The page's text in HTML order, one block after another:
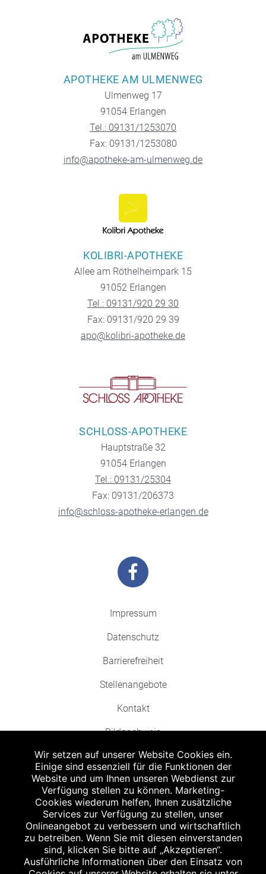
APOTHEKE AM ULMENWEG
Ulmenweg 17
91054 Erlangen
Tel.: 09131/1253070
Fax: 09131/1253080
info@apotheke-am-ulmenweg.de
KOLIBRI-APOTHEKE
Allee am Röthelheimpark 15
91052 Erlangen
Tel.: 09131/920 29 30
Fax: 09131/920 29 39
apo@kolibri-apotheke.de
SCHLOSS-APOTHEKE
Hauptstraße 32
91054 Erlangen
Tel.: 09131/25304
Fax: 09131/206373
info@schloss-apotheke-erlangen.de
Impressum
Datenschutz
Barrierefreiheit
Stellenangebote
Kontakt
Bildnachweis
Abgabe in haushaltsüblichen Mengen, solange der Vorrat reicht. Für Druck-
und Satzfehler keine Haftung.
Zu Risiken und Nebenwirkungen lesen Sie die Packungsbeilage und fragen
Sie Ihren Arzt oder Apotheker.
Angabe nach der deutschen Arzneimitteltaxe Apothekenerstattungspreis
(AEP). Der AEP ist keine unverbindliche Preisempfehlung der Hersteller. Der
AEP ist ein von den Apotheken in Ansatz gebrachter Preis für rezeptfreie
Wir setzen auf unserer Website Cookies ein.
Einige sind essenziell für die Funktionen der
Website und um Ihnen unseren Webdienst zur
Verfügung stellen zu können. Marketing-
Cookies wiederum helfen, Ihnen zusätzliche
Services zur Verfügung zu stellen, unser
Onlineangebot zu verbessern und wirtschaftlich
zu betreiben. Wenn Sie mit diesen einverstanden
sind, klicken Sie bitte auf „Akzeptieren“.
Ausführliche Informationen über den Einsatz von